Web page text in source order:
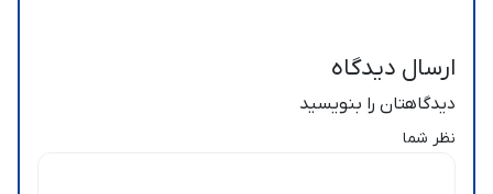
ارسال دیدگاه
دیدگاهتان را بنویسید
نظر شما